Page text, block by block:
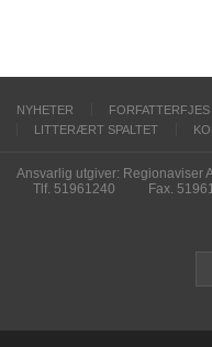
NYHETER FORFATTERFJES
LITTERÆRT SPALTET
Ansvarlig utgiver: Regionaviser
Tlf. 51961240
Fax.